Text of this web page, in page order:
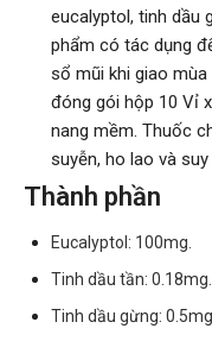
eucalyptol, tinh dầu
phẩm có tác dụng
sổ mũi khi giao
đóng gói hộp 10 Vỉ
nang mềm. Thuốc
suyễn, ho lao và suy
Thành phần
Eucalyptol: 100mg.
Tinh dầu tần: 0.18mg.
Tinh dầu gừng: 0.5mg.